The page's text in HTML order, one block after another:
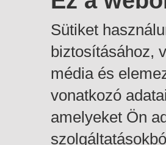
Sütiket
biztosításához,
média és
vonatkozó
amelyeket Ön